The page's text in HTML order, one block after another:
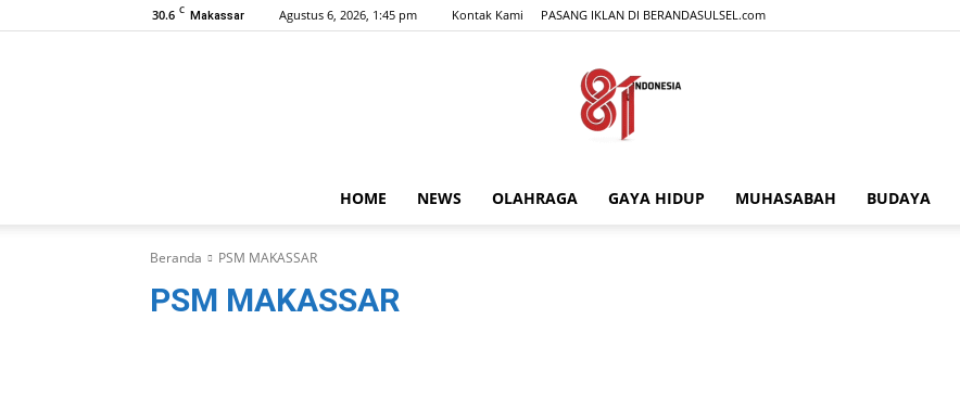
30.6 C Makassar Agustus 6, 2026, 1:45 pm Kontak Kami PASANG IKLAN DI BERANDASULSEL.com
HOME NEWS OLAHRAGA GAYA HIDUP MUHASABAH BUDAYA
Beranda PSM MAKASSAR
PSM MAKASSAR